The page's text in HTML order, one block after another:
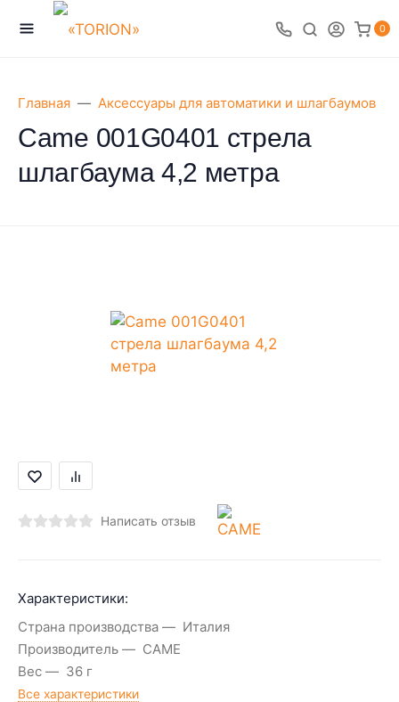
0
Главная Аксессуары для автоматики и шлагбаумов
Came 001G0401 стрела
шлагбаума 4,2 метра
Написать отзыв
Характеристики:
Страна производства
Италия
Производитель
CAME
Вес
36 г
Все характеристики